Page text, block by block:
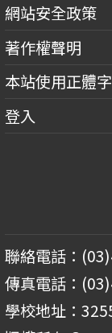
網站安全政策
著作權聲明
本站使用正體字
登入
聯絡電話：
傳真電話：
學校地址：